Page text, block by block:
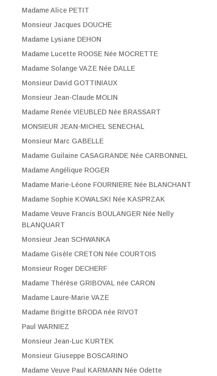
Madame Alice PETIT
Monsieur Jacques DOUCHE
Madame Lysiane DEHON
Madame Lucette ROOSE Née MOCRETTE
Madame Solange VAZE Née DALLE
Monsieur David GOTTINIAUX
Monsieur Jean-Claude MOLIN
Madame Renée VIEUBLED Née BRASSART
MONSIEUR JEAN-MICHEL SENECHAL
Monsieur Marc GABELLE
Madame Guilaine CASAGRANDE Née CARBONNEL
Madame Angélique ROGER
Madame Marie-Léone FOURNIERE Née BLANCHANT
Madame Sophie KOWALSKI Née KASPRZAK
Madame Veuve Francis BOULANGER Née Nelly
BLANQUART
Monsieur Jean SCHWANKA
Madame Gisèle CRETON Née COURTOIS
Monsieur Roger DECHERF
Madame Thérèse GRIBOVAL née CARON
Madame Laure-Marie VAZE
Madame Brigitte BRODA née RIVOT
Paul WARNIEZ
Monsieur Jean-Luc KURTEK
Monsieur Giuseppe BOSCARINO
Madame Veuve Paul KARMANN Née Odette